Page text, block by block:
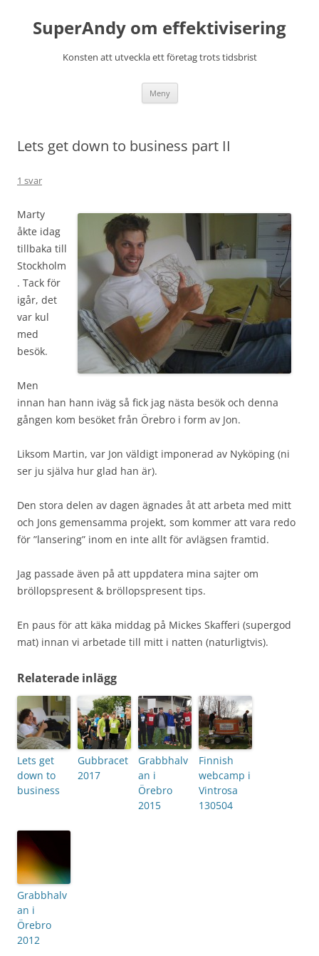
innehåll
SuperAndy om effektivisering
Konsten att utveckla ett företag trots tidsbrist
Meny
Lets get down to business part II
1 svar
Marty
åkte idag
tillbaka till
Stockholm
. Tack för
igår, det
var kul
med
besök.
Men
innan han hann iväg så fick jag nästa besök och denna
gången kom besöket från Örebro i form av Jon.
Liksom Martin, var Jon väldigt imponerad av Nyköping (ni
ser ju själva hur glad han är).
Den stora delen av dagen ägnades åt att arbeta med mitt
och Jons gemensamma projekt, som kommer att vara redo
för ”lansering” inom en inte allt för avlägsen framtid.
Jag passade även på att uppdatera mina sajter om
bröllopspresent & bröllopspresent tips.
En paus för att käka middag på Mickes Skafferi (supergod
mat) innan vi arbetade till mitt i natten (naturligtvis).
Relaterade inlägg
Lets get
down to
business
Gubbracet
2017
Grabbhalv
an i
Örebro
2015
Finnish
webcamp i
Vintrosa
130504
Grabbhalv
an i
Örebro
2012